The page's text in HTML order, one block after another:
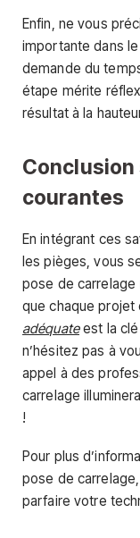
Enfin, ne vous
importante dans
demande du
étape mérite
résultat à la
courantes
En intégrant ces
les pièges, vous
pose de carrelage
que chaque projet
adéquateest la clé
n’hésitez pas à
appel à des
carrelage
!
Pour plus
pose de
parfaire votre